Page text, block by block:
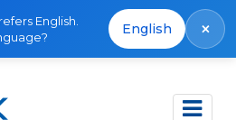
English.
English ×